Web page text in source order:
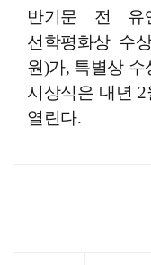
반기문 전 유
선학평화상 수
원)가, 특별상 수
시상식은 내년
열린다.